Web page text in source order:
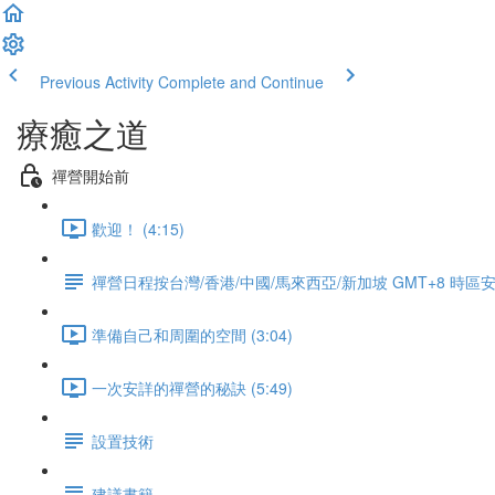
Previous Activity Complete and Continue
療癒之道
禪營開始前
歡迎！ (4:15)
禪營日程按台灣/香港/中國/馬來西亞/新加坡 GMT+8 時區
準備自己和周圍的空間 (3:04)
一次安詳的禪營的秘訣 (5:49)
設置技術